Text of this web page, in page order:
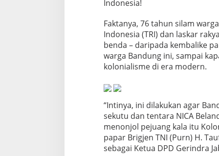
K
e
t
u
a
D
J
a
b
a
r
:
Indonesia!
Faktanya, 76 tahun silam
Indonesia (TRI) dan laskar
benda – daripada kembalike
warga Bandung ini, sampai
kolonialisme di era modern.
“Intinya, ini dilakukan agar
sekutu dan tentara NICA
menonjol pejuang kala itu
papar Brigjen TNI (Purn) H.
sebagai Ketua DPD Gerindra